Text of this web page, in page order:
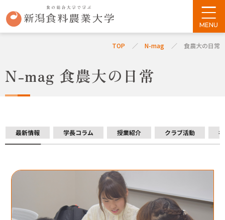
TOP N-mag 食農大の日常
N-mag 食農大の日常
最新情報 学長コラム 授業紹介 クラブ活動